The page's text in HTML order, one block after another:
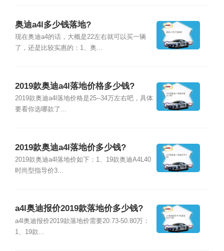
奥迪a4l多少钱落地?
现在奥迪a4的话，大概是22左右就可以买一辆
了，还是比较实惠的：1、奥...
2019款奥迪a4l落地价格多少钱?
2019款奥迪a4l落地价格是25--34万左右吧，具体
要看你选哪款了...
2019款奥迪a4l落地价多少钱?
2019款奥迪a4l落地价如下：1、19款奥迪A4L40
时尚型指导价3...
a4l奥迪报价2019款落地价多少钱?
a4l奥迪报价2019款落地价需要20.73-50.80万：
1、19款...